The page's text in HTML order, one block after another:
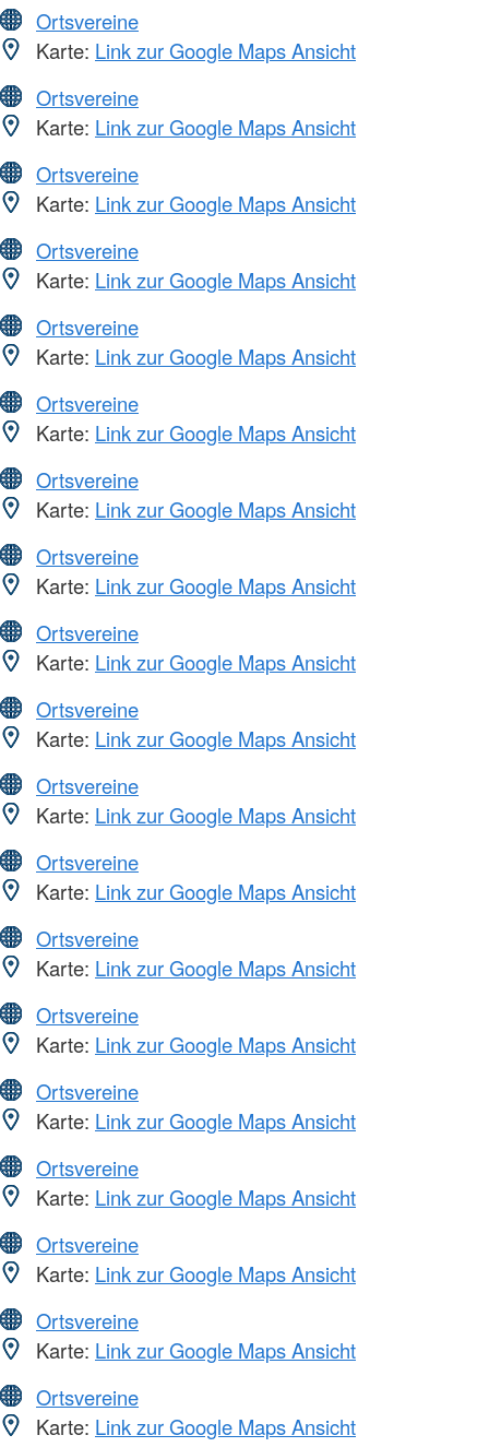
Ortsvereine
Karte: Link zur Google Maps Ansicht
Ortsvereine
Karte: Link zur Google Maps Ansicht
Ortsvereine
Karte: Link zur Google Maps Ansicht
Ortsvereine
Karte: Link zur Google Maps Ansicht
Ortsvereine
Karte: Link zur Google Maps Ansicht
Ortsvereine
Karte: Link zur Google Maps Ansicht
Ortsvereine
Karte: Link zur Google Maps Ansicht
Ortsvereine
Karte: Link zur Google Maps Ansicht
Ortsvereine
Karte: Link zur Google Maps Ansicht
Ortsvereine
Karte: Link zur Google Maps Ansicht
Ortsvereine
Karte: Link zur Google Maps Ansicht
Ortsvereine
Karte: Link zur Google Maps Ansicht
Ortsvereine
Karte: Link zur Google Maps Ansicht
Ortsvereine
Karte: Link zur Google Maps Ansicht
Ortsvereine
Karte: Link zur Google Maps Ansicht
Ortsvereine
Karte: Link zur Google Maps Ansicht
Ortsvereine
Karte: Link zur Google Maps Ansicht
Ortsvereine
Karte: Link zur Google Maps Ansicht
Ortsvereine
Karte: Link zur Google Maps Ansicht